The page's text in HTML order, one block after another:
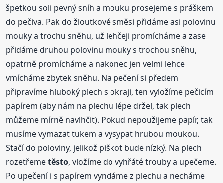
špetkou soli pevný sníh a mouku prosejeme s práškem
do pečiva. Pak do žloutkové směsi přidáme asi polovinu
mouky a trochu sněhu, už lehčeji promícháme a zase
přidáme druhou polovinu mouky s trochou sněhu,
opatrně promícháme a nakonec jen velmi lehce
vmícháme zbytek sněhu. Na pečení si předem
připravíme hluboký plech s okraji, ten vyložíme pečicím
papírem (aby nám na plechu lépe držel, tak plech
můžeme mírně navlhčit). Pokud nepoužijeme papír, tak
musíme vymazat tukem a vysypat hrubou moukou.
Stačí do poloviny, jelikož piškot bude nízký. Na plech
rozetřemetěsto, vložíme do vyhřáté trouby a upečeme.
Po upečení i s papírem vyndáme z plechu a necháme